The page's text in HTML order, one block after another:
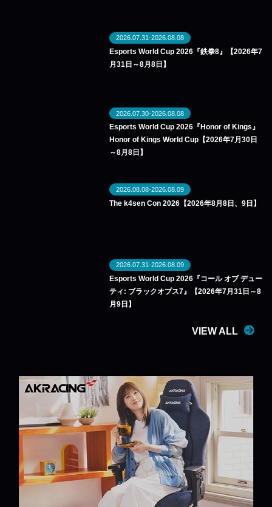
2026.07.31-2026.08.08
Esports World Cup 2026『鉄拳8』【2026年7
月31日～8月8日】
2026.07.30-2026.08.08
Esports World Cup 2026『Honor of Kings』
Honor of Kings World Cup【2026年7月30日
～8月8日】
2026.08.08-2026.08.09
The k4sen Con 2026【2026年8月8日、9日】
2026.07.31-2026.08.09
Esports World Cup 2026『コール オブ デュー
ティ: ブラックオプス7』【2026年7月31日～8
月9日】
VIEW ALL